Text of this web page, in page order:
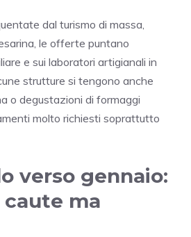
dal turismo di massa,
le offerte puntano
e sui laboratori artigianali in
strutture si tengono anche
o degustazioni di formaggi
molto richiesti soprattutto
verso gennaio:
ma